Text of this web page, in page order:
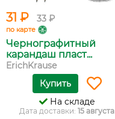
31 ₽ 33 ₽
по карте
Чернографитный
карандаш пласт...
ErichKrause
Купить
На складе
Дата доставки: 15 августа